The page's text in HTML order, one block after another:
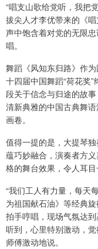
“唱支山歌给党听，我
拔尖人才李优带来的《
声中饱含着对党的无限
唱。
舞蹈《风知东归路》作
十四届中国舞蹈“荷花奖
段关于信念与归途的故
清新典雅的中国古典舞
画卷。
值得一提的是，大提琴
蕴巧妙融合，演奏者方
格的舞台效果，令人耳目
“我们工人有力量，每
为祖国献石油》等经典
拍手哼唱，现场气氛达
听到，心里特别激动，
师傅激动地说。